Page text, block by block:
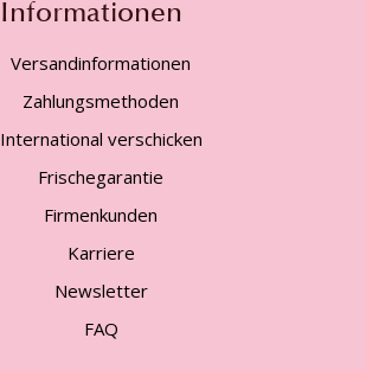
Informationen
Versandinformationen
Zahlungsmethoden
International verschicken
Frischegarantie
Firmenkunden
Karriere
Newsletter
FAQ